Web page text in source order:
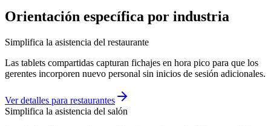
Orientación específica por industria
Simplifica la asistencia del restaurante
Las tablets compartidas capturan fichajes en hora pico para que los
gerentes incorporen nuevo personal sin inicios de sesión adicionales.
Ver detalles para restaurantes
Simplifica la asistencia del salón